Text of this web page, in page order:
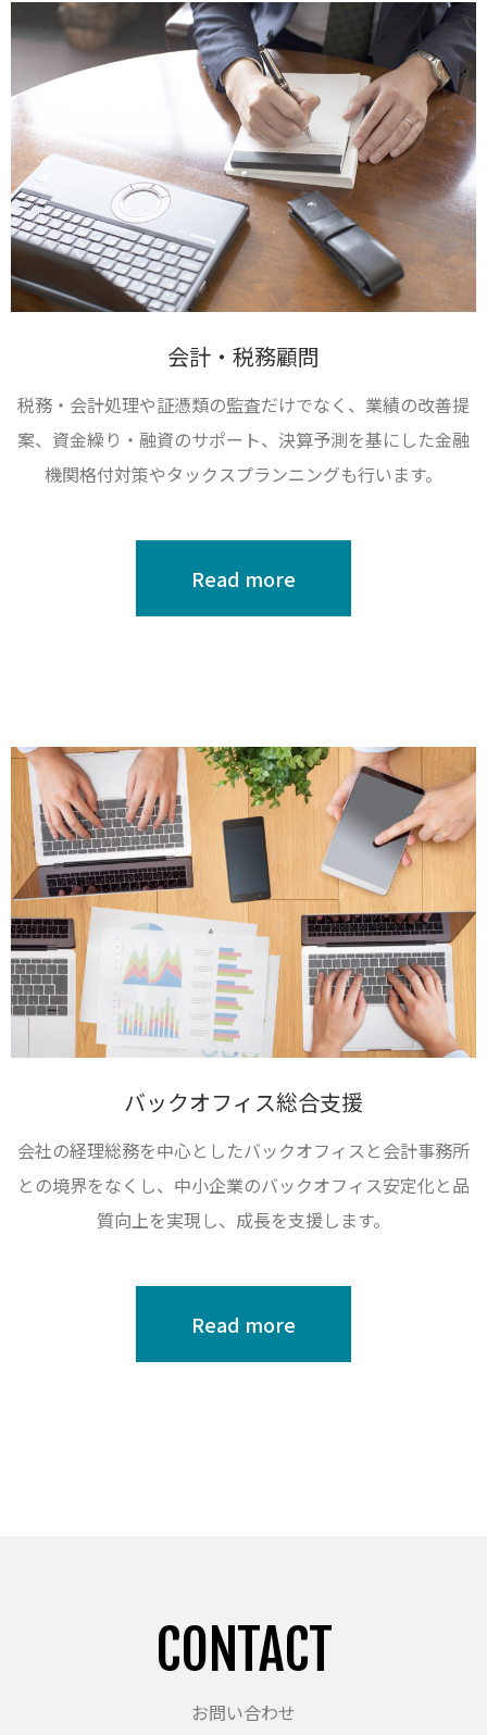
会計・税務顧問
税務・会計処理や証憑類の監査だけでなく、業績の改善提
案、資金繰り・融資のサポート、決算予測を基にした金融
機関格付対策やタックスプランニングも行います。
Read more
バックオフィス総合支援
会社の経理総務を中心としたバックオフィスと会計事務所
との境界をなくし、中小企業のバックオフィス安定化と品
質向上を実現し、成長を支援します。
Read more
CONTACT
お問い合わせ